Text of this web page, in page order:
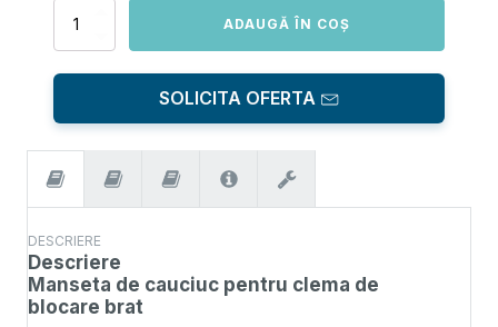
Cantitate
cauciuc
clema
brat
ADAUGĂ ÎN COȘ
SOLICITA OFERTA
DESCRIERE
Descriere
Manseta de cauciuc pentru clema de
blocare brat